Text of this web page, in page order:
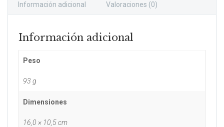
Información adicional Valoraciones (0)
Información adicional
Peso
93 g
Dimensiones
16,0 × 10,5 cm